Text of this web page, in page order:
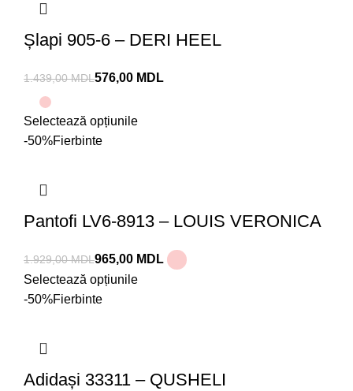
Șlapi 905-6 – DERI HEEL
1.439,00MDL576,00 MDL
Selectează opțiunile
-50%Fierbinte
Pantofi LV6-8913 – LOUIS VERONICA
1.929,00MDL965,00 MDL
Selectează opțiunile
-50%Fierbinte
Adidași 33311 – QUSHELI